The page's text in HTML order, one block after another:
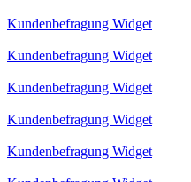
Kundenbefragung Widget
Kundenbefragung Widget
Kundenbefragung Widget
Kundenbefragung Widget
Kundenbefragung Widget